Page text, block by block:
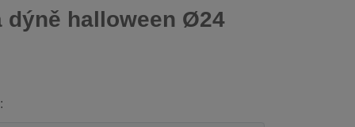
dýně halloween Ø24